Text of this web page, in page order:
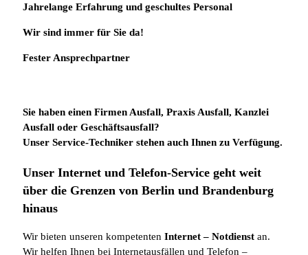
Jahrelange Erfahrung und geschultes Personal
Wir sind immer für Sie da!
Fester Ansprechpartner
Sie haben einen Firmen Ausfall, Praxis Ausfall, Kanzlei
Ausfall oder Geschäftsausfall?
Unser Service-Techniker stehen auch Ihnen zu Verfügung.
Unser Internet und Telefon-Service geht weit
über die Grenzen von Berlin und Brandenburg
hinaus
Wir bieten unseren kompetenten Internet– Notdienst an.
Wir helfen Ihnen bei Internetausfällen und Telefon –